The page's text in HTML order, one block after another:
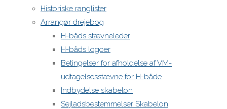
Historiske ranglister
Arrangør drejebog
H-båds stævneleder
H-båds logoer
Betingelser for afholdelse af VM-
udtagelsesstævne for H-både
Indbydelse skabelon
Sejladsbestemmelser Skabelon
2026
at
11:44
4
måneder
ago
Reply